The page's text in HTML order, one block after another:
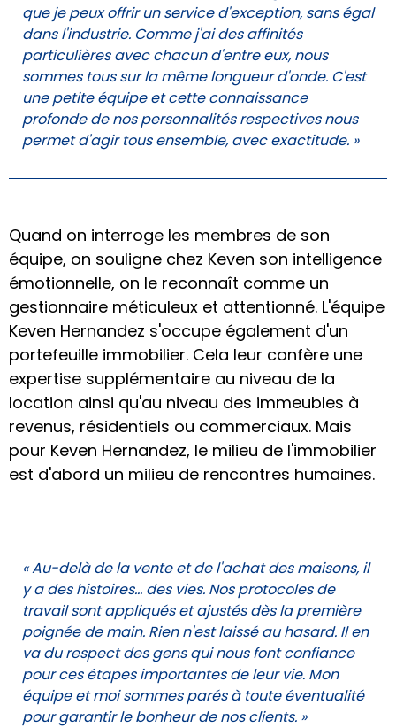
que je peux offrir un service d'exception, sans égal
dans l'industrie. Comme j'ai des affinités
particulières avec chacun d'entre eux, nous
sommes tous sur la même longueur d'onde. C'est
une petite équipe et cette connaissance
profonde de nos personnalités respectives nous
permet d'agir tous ensemble, avec exactitude. »
Quand on interroge les membres de son
équipe, on souligne chez Keven son intelligence
émotionnelle, on le reconnaît comme un
gestionnaire méticuleux et attentionné. L'équipe
Keven Hernandez s'occupe également d'un
portefeuille immobilier. Cela leur confère une
expertise supplémentaire au niveau de la
location ainsi qu'au niveau des immeubles à
revenus, résidentiels ou commerciaux. Mais
pour Keven Hernandez, le milieu de l'immobilier
est d'abord un milieu de rencontres humaines.
« Au-delà de la vente et de l'achat des maisons, il
y a des histoires… des vies. Nos protocoles de
travail sont appliqués et ajustés dès la première
poignée de main. Rien n'est laissé au hasard. Il en
va du respect des gens qui nous font confiance
pour ces étapes importantes de leur vie. Mon
équipe et moi sommes parés à toute éventualité
pour garantir le bonheur de nos clients. »